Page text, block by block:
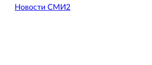
Новости СМИ2